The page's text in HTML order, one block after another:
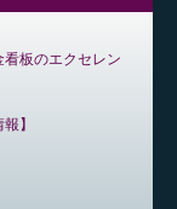
板のエクセレン
報